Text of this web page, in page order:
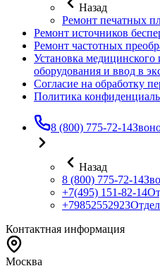
Назад
Ремонт печатных
Ремонт источников
Ремонт частотных
Установка медицинского
оборудования и ввод в
Согласие на обработку
Политика
8 (800) 775-72-14
Назад
8 (800) 775-72-14
+7(495) 151-82-14
+79852552923
Контактная информация
Москва